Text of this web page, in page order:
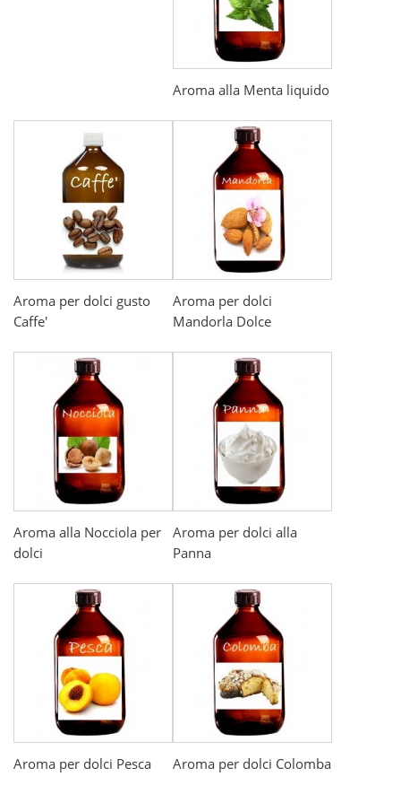
Aroma alla Menta liquido
Aroma per dolci gusto
Caffe'
Aroma per dolci
Mandorla Dolce
Aroma alla Nocciola per
dolci
Aroma per dolci alla
Panna
Aroma per dolci Pesca Aroma per dolci Colomba